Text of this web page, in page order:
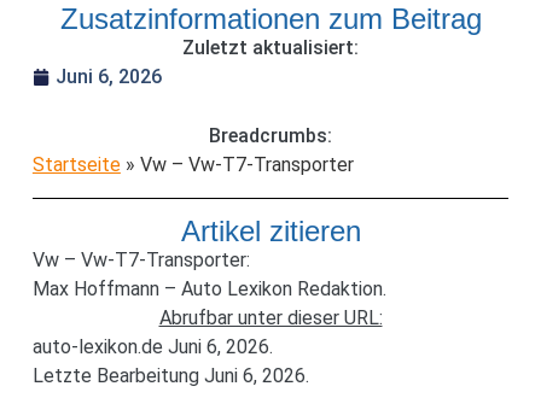
Zusatzinformationen zum Beitrag
Zuletzt aktualisiert:
Juni 6, 2026
Breadcrumbs:
Startseite» Vw – Vw-T7-Transporter
Artikel zitieren
Vw – Vw-T7-Transporter:
Max Hoffmann – Auto Lexikon Redaktion.
Abrufbar unter dieser URL:
auto-lexikon.de Juni 6, 2026.
Letzte Bearbeitung Juni 6, 2026.